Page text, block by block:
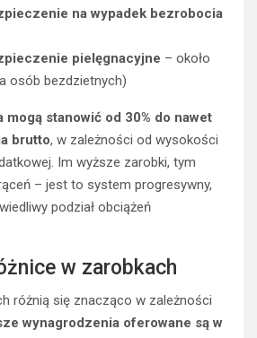
na wypadek bezrobocia
pielęgnacyjne – około
osób bezdzietnych)
stanowić od 30% do nawet
brutto, w zależności od wysokości
Im wyższe zarobki, tym
– jest to system progresywny,
podział obciążeń
w zarobkach
różnią się znacząco w zależności
wynagrodzenia oferowane są w